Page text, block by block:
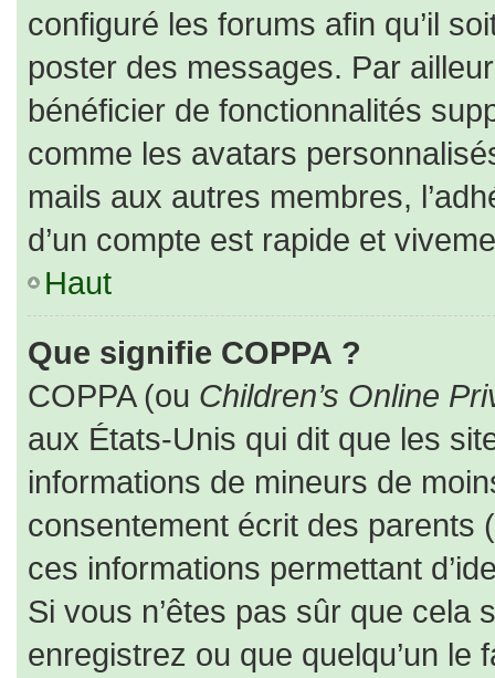
configuré les forums afin qu’il
poster des messages. Par
bénéficier de fonctionnalités
comme les avatars
mails aux autres membres,
d’un compte est rapide et
Haut
Que signifie COPPA ?
COPPA (ou Children’s Online
aux États-Unis qui dit que les
informations de mineurs de
consentement écrit des parents
ces informations permettant
Si vous n’êtes pas sûr que cela
enregistrez ou que quelqu’un